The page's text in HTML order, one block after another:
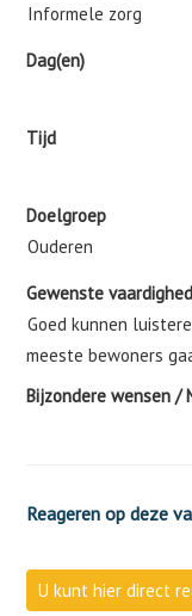
Informele zorg
Dag(en)
Tijd
Doelgroep
Ouderen
Gewenste
Goed kunnen
meeste bewoners
Bijzondere wensen /
Reageren op deze
U kunt hier direct